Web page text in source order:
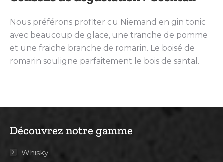
Nous préférons profiter du Niemand en gin tonic
avec beaucoup de glace, une tranche de pomme
et une fraiche branche de romarin. Le boisé de
romarin souligne parfaitement le bois de santal.
Découvrez notre gamme
Whisky